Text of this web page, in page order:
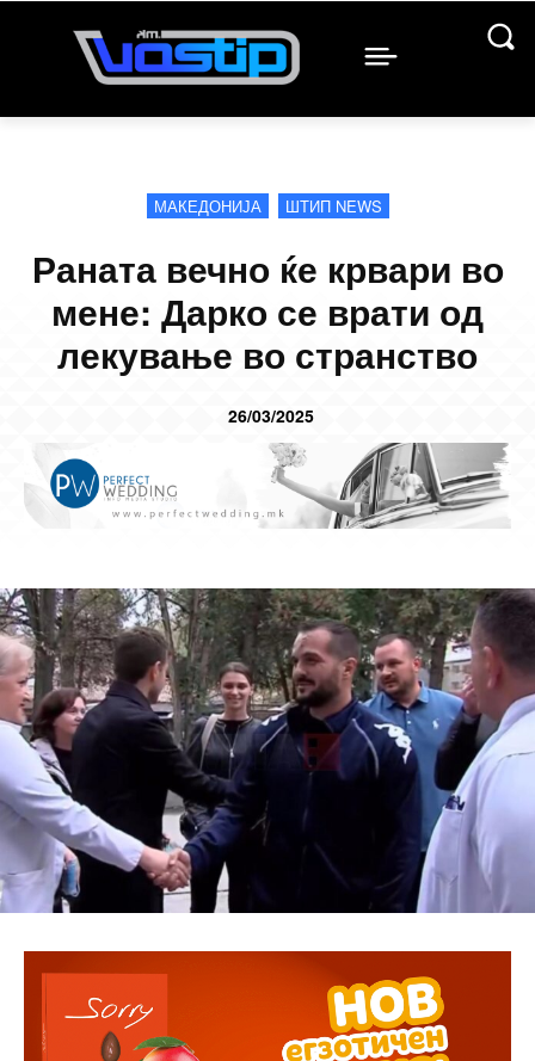
МАКЕДОНИЈА ШТИП NEWS
Раната вечно ќе крвари во
мене: Дарко се врати од
лекување во странство
26/03/2025